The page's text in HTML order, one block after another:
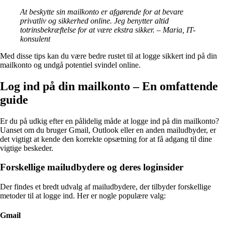
At beskytte sin mailkonto er afgørende for at bevare
privatliv og sikkerhed online. Jeg benytter altid
totrinsbekræftelse for at være ekstra sikker. – Maria, IT-
konsulent
Med disse tips kan du være bedre rustet til at logge sikkert ind på din
mailkonto og undgå potentiel svindel online.
Log ind på din mailkonto – En omfattende
guide
Er du på udkig efter en pålidelig måde at logge ind på din mailkonto?
Uanset om du bruger Gmail, Outlook eller en anden mailudbyder, er
det vigtigt at kende den korrekte opsætning for at få adgang til dine
vigtige beskeder.
Forskellige mailudbydere og deres loginsider
Der findes et bredt udvalg af mailudbydere, der tilbyder forskellige
metoder til at logge ind. Her er nogle populære valg:
Gmail